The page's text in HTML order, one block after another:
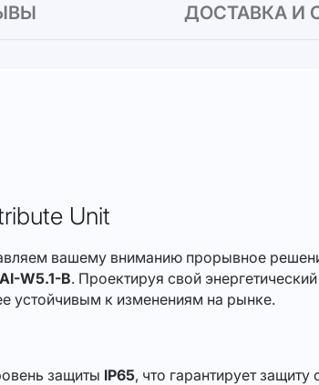
ДОСТАВКА И
Unit
вашему вниманию прорывное
W5.1-B. Проектируя свой
устойчивым к изменениям на рынке.
защиты IP65, что гарантирует защиту